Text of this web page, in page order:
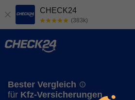
CHECK24
(383k)
Bester Vergleich
für Kfz-Versicherungen